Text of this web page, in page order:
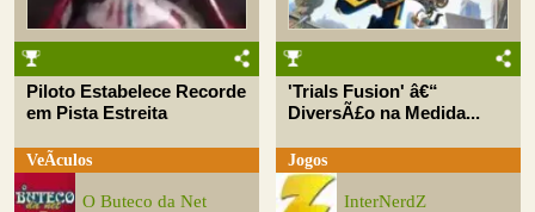
Piloto Estabelece Recorde
em Pista Estreita
VeÃ­culos
O Buteco da Net
'Trials Fusion' â€“
DiversÃ£o na Medida...
Jogos
InterNerdZ